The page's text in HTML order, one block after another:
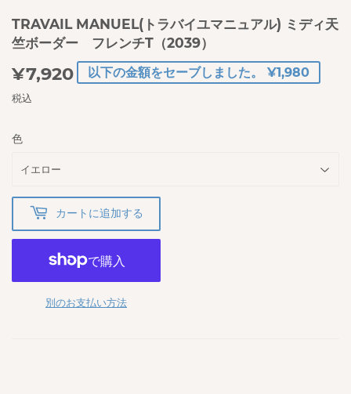
TRAVAIL MANUEL(トラバイユマニュアル) ミディ天
竺ボーダー フレンチT（2039）
¥7,920 ¥7,920
以下の金額をセーブしました。 ¥1,980
税込
色
カートに追加する
別のお支払い方法